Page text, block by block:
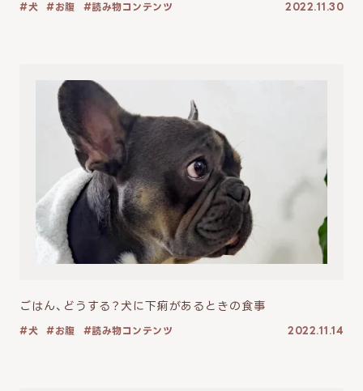
犬 お腹 読み物コンテンツ 2022.11.30
ごはん、どうする？犬に下痢があるときの食事
犬 お腹 読み物コンテンツ 2022.11.14